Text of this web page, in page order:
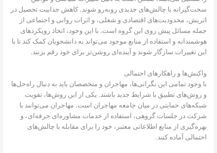
سخت‌گیرانه با چالش‌های جدیدی روبه‌رو شوند. کاهش جذابیت تحصیل در
اتریش، محدودیت‌های اقتصادی و شغلی، و اثرات روانی و اجتماعی از
جمله مسائل پیش روی این گروه است. با این وجود، اتخاذ رویکردهای
هوشمندانه و استفاده از منابع موجود می‌تواند به دانشجویان کمک کند تا با
این تغییرات سازگار شوند و آینده‌ای روشن‌تر برای خود رقم بزنند.
واکنش‌ها و راهکارهای احتمالی
با وجود تمامی این نگرانی‌ها، مهاجران و متخصصان باید به دنبال راه‌حل‌ها
و روش‌های تطبیق با شرایط جدید باشند. یکی از این روش‌ها، تقویت
شبکه‌های حمایتی در میان جامعه مهاجران است. مهاجران می‌توانند با
شرکت در جلسات گروهی، استفاده از خدمات مشاوره‌ای حرفه‌ای، و
بهره‌گیری از منابع اطلاعاتی معتبر، خود را برای مقابله با چالش‌های
احتمالی آماده کنند.